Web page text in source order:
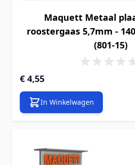
Maquett Metaal
roostergaas 5,7mm -
(801-15)
€ 4,55
In Winkelwagen